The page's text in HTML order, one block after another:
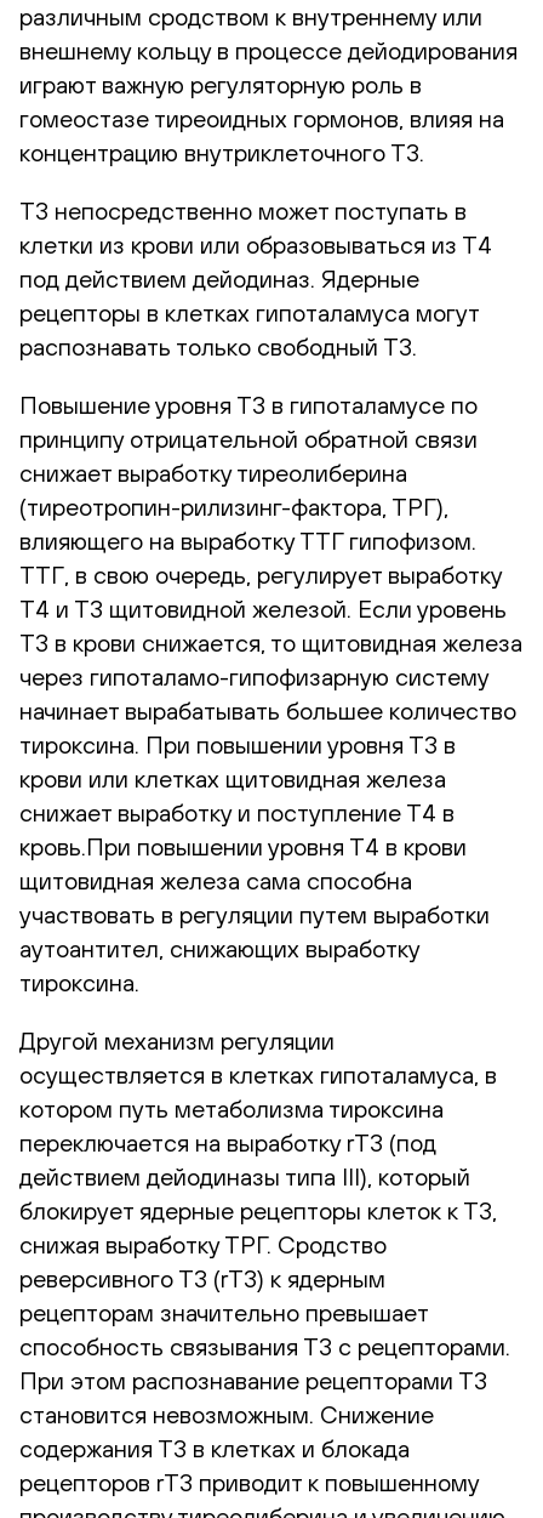
различным сродством к внутреннему или
внешнему кольцу в процессе дейодирования
играют важную регуляторную роль в
гомеостазе тиреоидных гормонов, влияя на
концентрацию внутриклеточного Т3.
Т3 непосредственно может поступать в
клетки из крови или образовываться из Т4
под действием дейодиназ. Ядерные
рецепторы в клетках гипоталамуса могут
распознавать только свободный Т3.
Повышение уровня Т3 в гипоталамусе по
принципу отрицательной обратной связи
снижает выработку тиреолиберина
(тиреотропин-рилизинг-фактора, ТРГ),
влияющего на выработку ТТГ гипофизом.
ТТГ, в свою очередь, регулирует выработку
Т4 и Т3 щитовидной железой. Если уровень
Т3 в крови снижается, то щитовидная железа
через гипоталамо-гипофизарную систему
начинает вырабатывать большее количество
тироксина. При повышении уровня Т3 в
крови или клетках щитовидная железа
снижает выработку и поступление Т4 в
кровь.При повышении уровня Т4 в крови
щитовидная железа сама способна
участвовать в регуляции путем выработки
аутоантител, снижающих выработку
тироксина.
Другой механизм регуляции
осуществляется в клетках гипоталамуса, в
котором путь метаболизма тироксина
переключается на выработку rT3 (под
действием дейодиназы типа III), который
блокирует ядерные рецепторы клеток к Т3,
снижая выработку ТРГ. Сродство
реверсивного Т3 (rT3) к ядерным
рецепторам значительно превышает
способность связывания Т3 с рецепторами.
При этом распознавание рецепторами Т3
становится невозможным. Снижение
содержания Т3 в клетках и блокада
рецепторов rT3 приводит к повышенному